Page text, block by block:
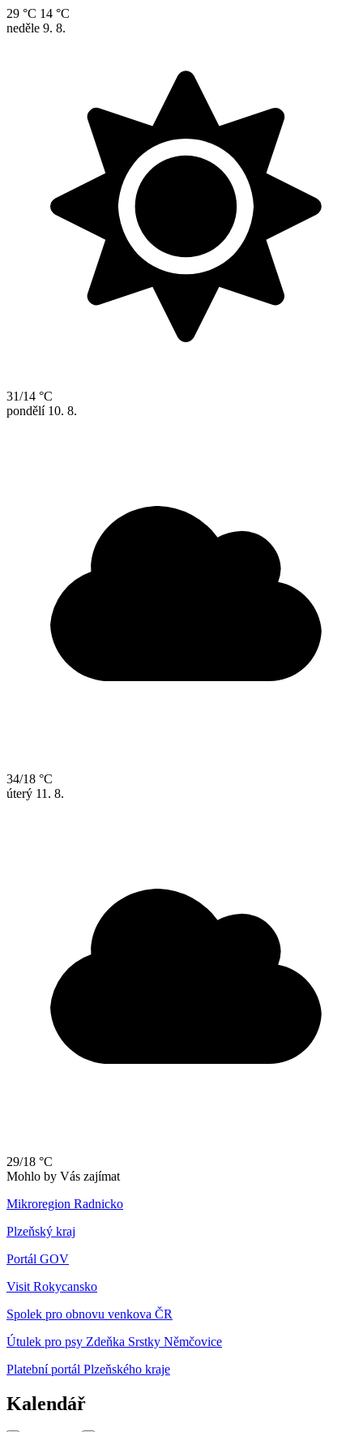
29 °C 14 °C
neděle 9. 8.
31/14 °C
pondělí 10. 8.
34/18 °C
úterý 11. 8.
29/18 °C
Mohlo by Vás zajímat
Mikroregion Radnicko
Plzeňský kraj
Portál GOV
Visit Rokycansko
Spolek pro obnovu venkova ČR
Útulek pro psy Zdeňka Srstky Němčovice
Platební portál Plzeňského kraje
Kalendář